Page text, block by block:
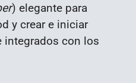
) elegante para
y crear e iniciar
integrados con los